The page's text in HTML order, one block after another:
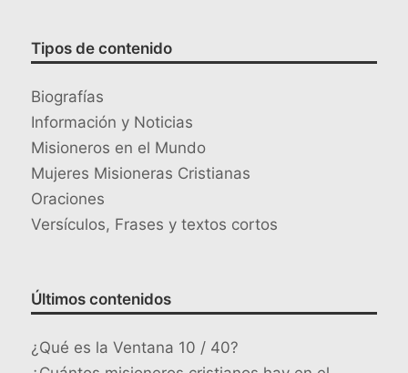
Tipos de contenido
Biografías
Información y Noticias
Misioneros en el Mundo
Mujeres Misioneras Cristianas
Oraciones
Versículos, Frases y textos cortos
Últimos contenidos
¿Qué es la Ventana 10 / 40?